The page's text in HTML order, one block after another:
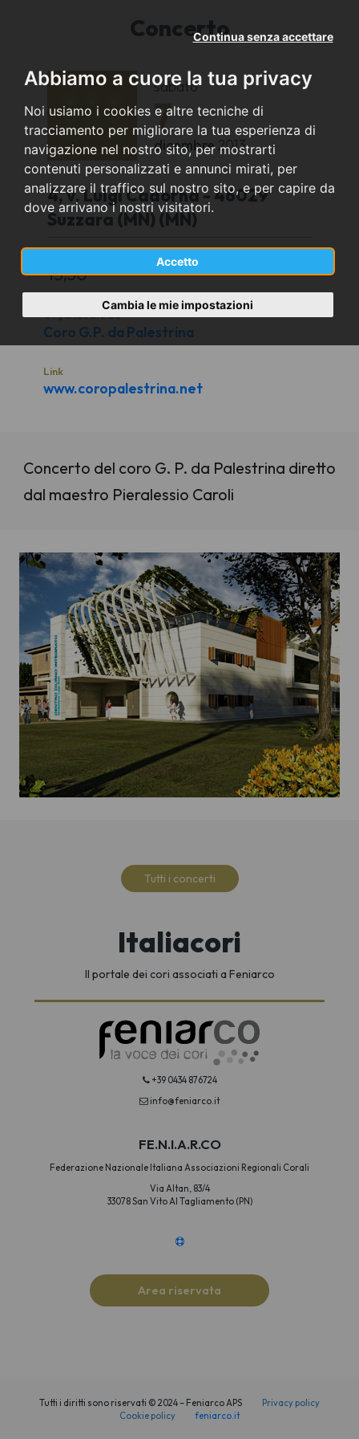
Abbiamo a cuore la tua privacy
Noi usiamo i cookies e altre tecniche di
tracciamento per migliorare la tua esperienza di
navigazione nel nostro sito, per mostrarti
contenuti personalizzati e annunci mirati, per
analizzare il traffico sul nostro sito, e per capire da
dove arrivano i nostri visitatori.
Accetto
Continua senza accettare
Cambia le mie impostazioni
Concerto
sabato
7
dicembre 2013
4, v. Luigi Cadorna - 46029
Suzzara (MN) (MN)
Casa di riposo L. Boni
15,30
Organizzato da
Coro G.P. da Palestrina
Link
www.coropalestrina.net
Concerto del coro G. P. da Palestrina diretto
dal maestro Pieralessio Caroli
Tutti i concerti
Italiacori
Il portale dei cori associati a Feniarco
+39 0434 876724
info@feniarco.it
FE.N.I.A.R.CO
Federazione Nazionale Italiana Associazioni Regionali Corali
Via Altan, 83/4
33078 San Vito Al Tagliamento (PN)
Area riservata
Tutti i diritti sono riservati © 2024 – Feniarco APS
Privacy policy
Cookie policy
feniarco.it